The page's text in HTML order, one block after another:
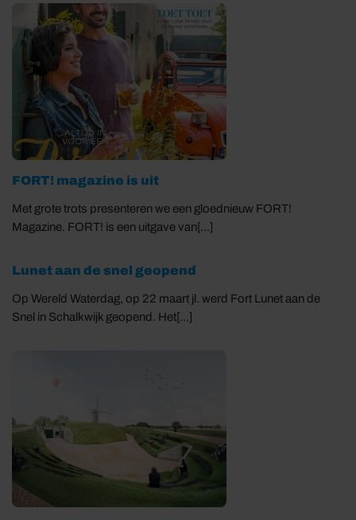
FORT! magazine is uit
Met grote trots presenteren we een gloednieuw FORT!
Magazine. FORT! is een uitgave van[...]
Lunet aan de snel geopend
Op Wereld Waterdag, op 22 maart jl. werd Fort Lunet aan de
Snel in Schalkwijk geopend. Het[...]